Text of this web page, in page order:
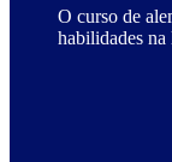
O curso de
habilidades na